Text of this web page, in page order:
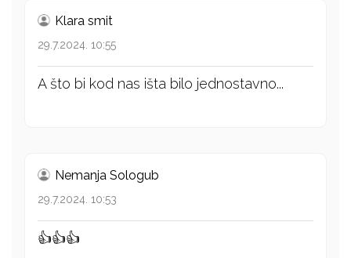
Klara smit
29.7.2024. 10:55
A što bi kod nas išta bilo jednostavno...
Nemanja Sologub
29.7.2024. 10:53
👍👍👍